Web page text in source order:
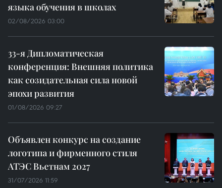
языка обучения в школах
02/08/2026 03:00
33-я Дипломатическая
конференция: Внешняя политика
как созидательная сила новой
эпохи развития
01/08/2026 09:27
Объявлен конкурс на создание
логотипа и фирменного стиля
АТЭС Вьетнам 2027
31/07/2026 11:59